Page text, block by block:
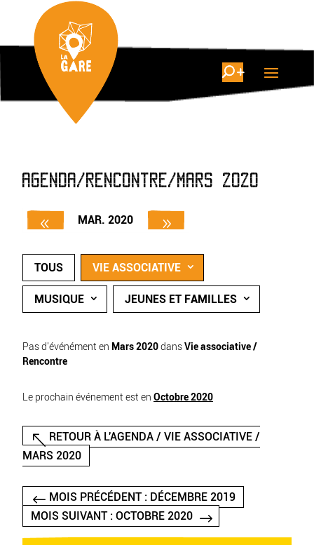
AGENDA/RENCONTRE/MARS 2020
MAR. 2020
TOUS VIE ASSOCIATIVE
MUSIQUE JEUNES ET FAMILLES
Pas d'événément en Mars 2020dansVie associative /
Rencontre
Le prochain événement est en Octobre 2020
RETOUR À L'AGENDA / VIE ASSOCIATIVE /
MARS 2020
MOIS PRÉCÉDENT : DÉCEMBRE 2019
MOIS SUIVANT : OCTOBRE 2020